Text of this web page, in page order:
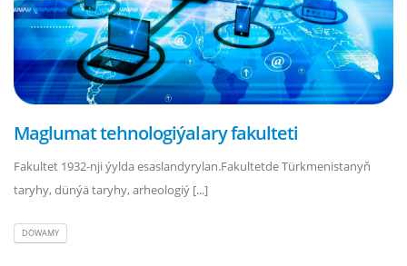
Maglumat tehnologiýalary fakulteti
Fakultet 1932-nji ýylda esaslandyrylan.Fakultetde Türkmenistanyň
taryhy, dünýä taryhy, arheologiý [...]
DOWAMY